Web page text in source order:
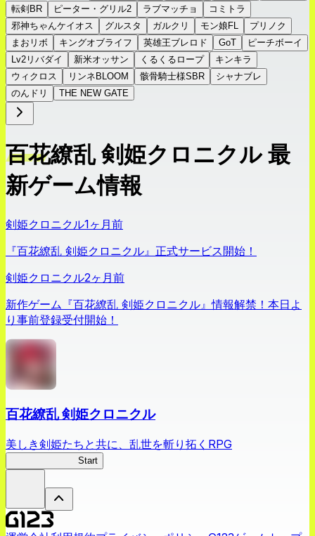
転剣BR
ピーター・グリル2 ラブマッチョ
コミトラ
邪神ちゃんケイオス
グルスタ ガルクリ モン娘FL
プリノク
まおリボ
キングオブライフ 英雄王ブレロド GoT
ピーチボーイ
Lv2リバダイ
新米オッサン くるくるロープ
キンキラ
ウィクロス
リンネBLOOM 骸骨騎士様SBR
シャナブレ
のんドリ
THE NEW GATE
百花繚乱 剣姫クロニクル 最
新ゲーム情報
剣姫クロニクル1ヶ月前
『百花繚乱 剣姫クロニクル』正式サービス開始！
剣姫クロニクル2ヶ月前
新作ゲーム『百花繚乱 剣姫クロニクル』情報解禁！本日よ
り事前登録受付開始！
百花繚乱 剣姫クロニクル
美しき剣姫たちと共に、乱世を斬り拓くRPG
Start